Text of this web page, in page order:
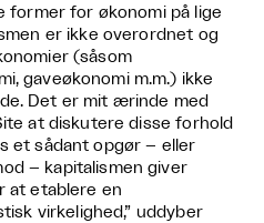
former for økonomi på lige
er ikke overordnet og
(såsom
gaveøkonomi m.m.) ikke
Det er mit ærinde med
at diskutere disse forhold
et sådant opgør – eller
– kapitalismen giver
at etablere en
virkelighed,” uddyber